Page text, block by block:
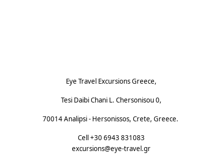
Eye Travel Excursions Greece,
Tesi Daibi Chani L. Chersonisou 0,
70014 Analipsi - Hersonissos, Crete, Greece.
Cell +30 6943 831083
excursions@eye-travel.gr